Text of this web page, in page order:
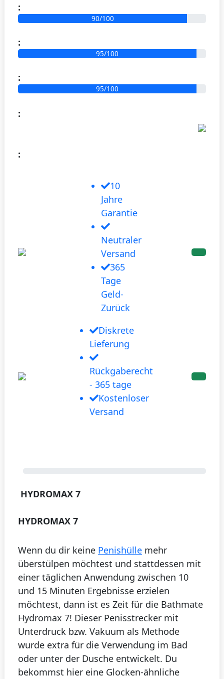
:
90/100
:
95/100
:
95/100
:
:
10
Jahre
Garantie
Neutraler
Versand
365
Tage
Geld-
Zurück
Diskrete
Lieferung
Rückgaberecht
- 365 tage
Kostenloser
Versand
HYDROMAX 7
HYDROMAX 7
Wenn du dir keine Penishülle mehr
überstülpen möchtest und stattdessen mit
einer täglichen Anwendung zwischen 10
und 15 Minuten Ergebnisse erzielen
möchtest, dann ist es Zeit für die Bathmate
Hydromax 7! Dieser Penisstrecker mit
Unterdruck bzw. Vakuum als Methode
wurde extra für die Verwendung im Bad
oder unter der Dusche entwickelt. Du
bekommst hier eine Glocken-ähnliche